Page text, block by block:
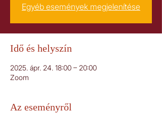
Egyéb események megjelenítése
Idő és helyszín
2025. ápr. 24. 18:00 – 20:00
Zoom
Az eseményről